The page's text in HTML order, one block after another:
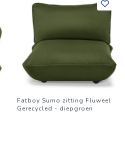
Fatboy Sumo zitting Fluweel
Gerecycled - diepgroen